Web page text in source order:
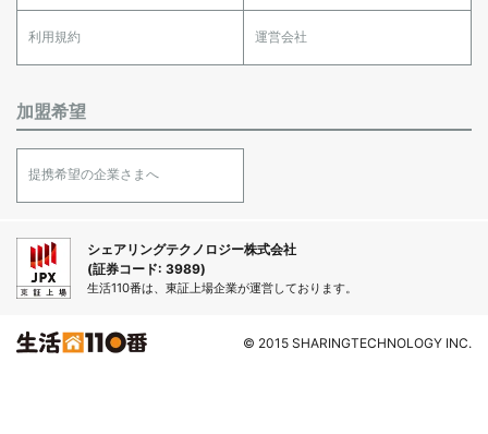
利用規約 運営会社
加盟希望
提携希望の企業さまへ
シェアリングテクノロジー株式会社
(証券コード: 3989)
生活110番は、東証上場企業が運営しております。
© 2015 SHARINGTECHNOLOGY INC.